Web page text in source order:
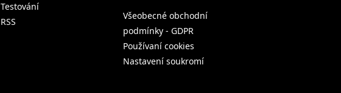
Testování
RSS
Všeobecné obchodní
podmínky - GDPR
Používaní cookies
Nastavení soukromí